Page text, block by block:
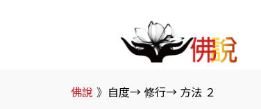
佛說 》 自度→ 修行→ 方法 ２